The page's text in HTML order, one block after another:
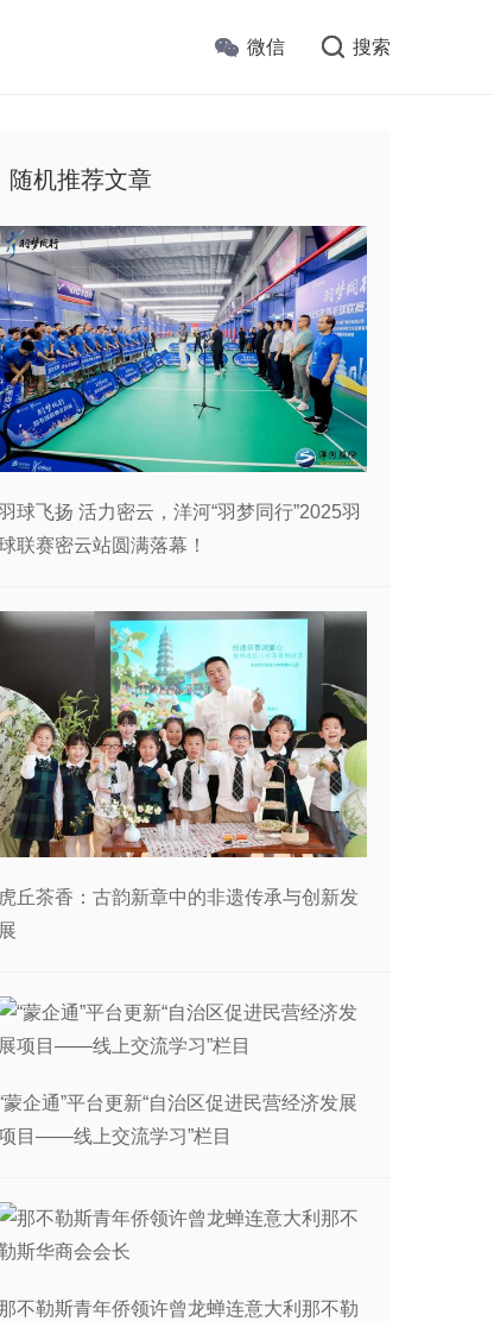
微信 搜索
随机推荐文章
球飞扬 活力密云，洋河“羽梦同行”2025羽
联赛密云站圆满落幕！
虎丘茶香：古韵新章中的非遗传承与创新发
展
蒙企通”平台更新“自治区促进民营经济发展
目——线上交流学习”栏目
那不勒斯青年侨领许曾龙蝉连意大利那不勒